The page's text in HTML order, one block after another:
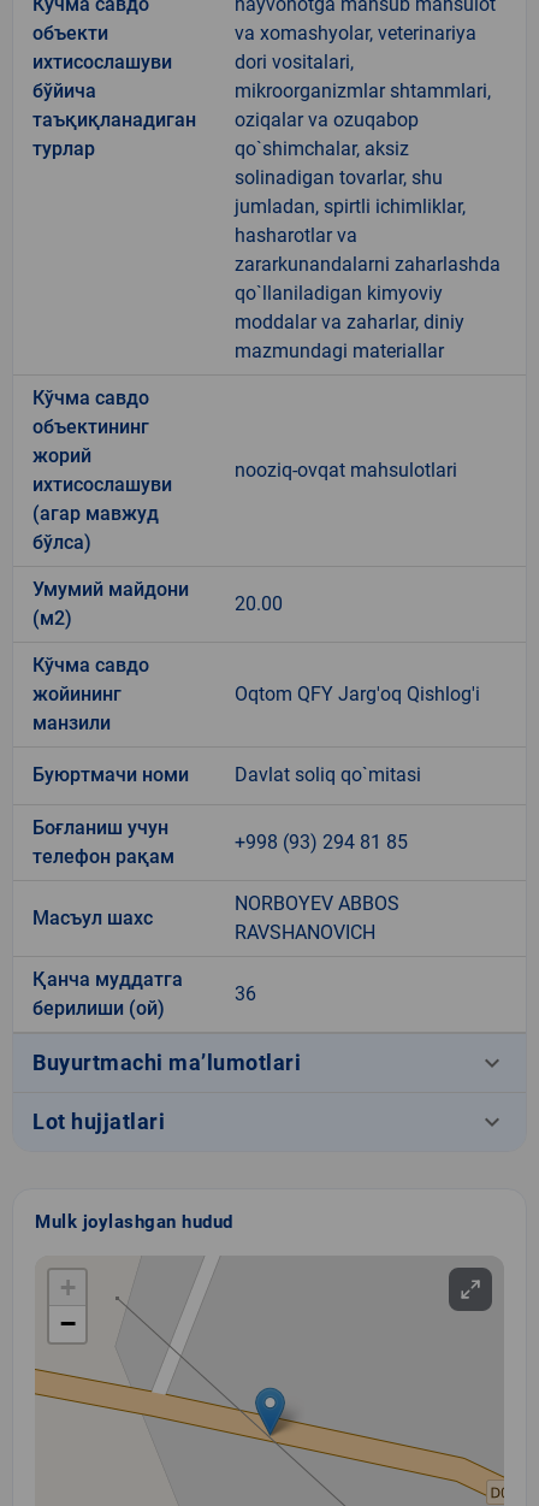
объекти
ихтисослашуви
бўйича
таъқиқланадиган
турлар
va xomashyolar, veterinariya
dori vositalari,
mikroorganizmlar shtammlari,
oziqalar va ozuqabop
qo`shimchalar, aksiz
solinadigan tovarlar, shu
jumladan, spirtli ichimliklar,
hasharotlar va
zararkunandalarni zaharlashda
qo`llaniladigan kimyoviy
moddalar va zaharlar, diniy
mazmundagi materiallar
Кўчма савдо
объектининг
жорий
ихтисослашуви
(агар мавжуд
бўлса)
nooziq-ovqat mahsulotlari
Умумий майдони
(м2)
20.00
Кўчма савдо
жойининг
манзили
Oqtom QFY Jarg'oq Qishlog'i
Буюртмачи номи Davlat soliq qo`mitasi
Боғланиш учун
телефон рақам
+998 (93) 294 81 85
Масъул шахс
NORBOYEV ABBOS
RAVSHANOVICH
Қанча муддатга
берилиши (ой)
36
Buyurtmachi ma’lumotlari keyboard_arrow_down
Lot hujjatlari keyboard_arrow_down
Mulk joylashgan hudud
+
−